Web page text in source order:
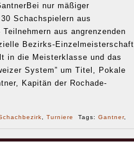
nur mäßiger
Schachspielern aus
aus angrenzenden
Bezirks-Einzelmeisterschaft
in die Meisterklasse und das
System” um Titel, Pokale
Kapitän der Rochade-
Turniere Tags: Gantner,